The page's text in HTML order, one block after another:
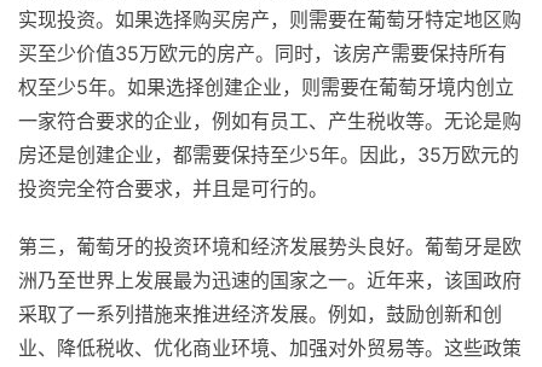
实现投资。如果选择购买房产，则需要在葡萄牙特定地区购
买至少价值35万欧元的房产。同时，该房产需要保持所有
权至少5年。如果选择创建企业，则需要在葡萄牙境内创立
一家符合要求的企业，例如有员工、产生税收等。无论是购
房还是创建企业，都需要保持至少5年。因此，35万欧元的
投资完全符合要求，并且是可行的。
第三，葡萄牙的投资环境和经济发展势头良好。葡萄牙是欧
洲乃至世界上发展最为迅速的国家之一。近年来，该国政府
采取了一系列措施来推进经济发展。例如，鼓励创新和创
业、降低税收、优化商业环境、加强对外贸易等。这些政策